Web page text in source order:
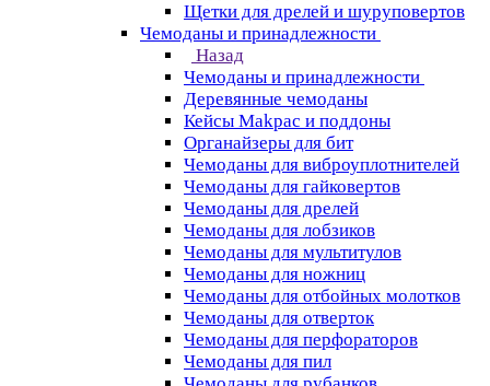
Щетки для дрелей и шуруповертов
Чемоданы и принадлежности
Назад
Чемоданы и принадлежности
Деревянные чемоданы
Кейсы Makpac и поддоны
Органайзеры для бит
Чемоданы для виброуплотнителей
Чемоданы для гайковертов
Чемоданы для дрелей
Чемоданы для лобзиков
Чемоданы для мультитулов
Чемоданы для ножниц
Чемоданы для отбойных молотков
Чемоданы для отверток
Чемоданы для перфораторов
Чемоданы для пил